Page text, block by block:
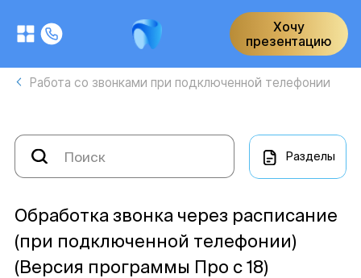
Хочу
презентацию
Работа со звонками при подключенной телефонии
Разделы
Обработка звонка через расписание
(при подключенной телефонии)
(Версия программы Про с 18)